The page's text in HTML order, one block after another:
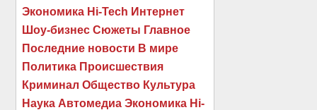
Экономика Hi-Tech Интернет
Шоу-бизнес Сюжеты Главное
Последние новости В мире
Политика Происшествия
Криминал Общество Культура
Наука Автомедиа Экономика Hi-